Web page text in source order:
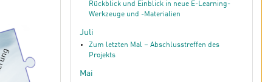
Rückblick und Einblick in neue E-Learning-
Werkzeuge und -Materialien
Juli
Zum letzten Mal – Abschlusstreffen des
Projekts
Mai